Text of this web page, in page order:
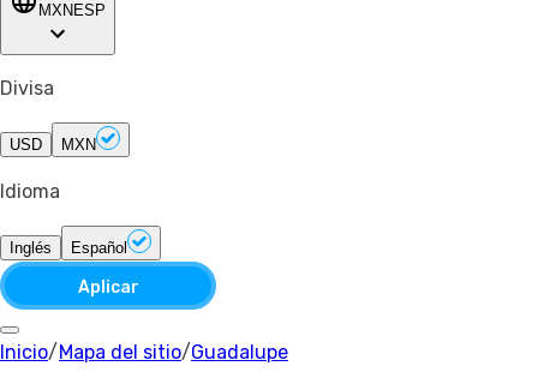
MXN ESP
Divisa
USD MXN
Idioma
Inglés Español
Aplicar
Inicio/ Mapa del sitio/Guadalupe